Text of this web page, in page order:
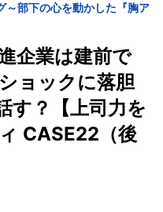
～部下の心を動かした『胸ア
企業は建前で
ョックに落胆
す？【上司力を
CASE22（後